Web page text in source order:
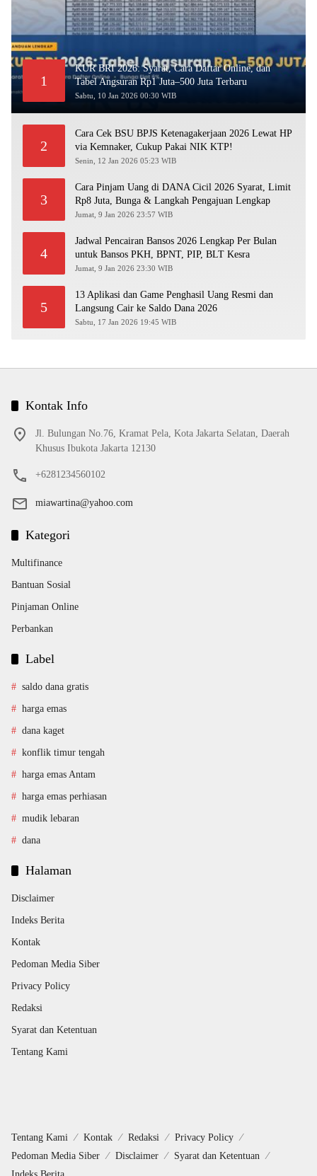
1
KUR BRI 2026: Syarat, Cara Daftar Online, dan
Tabel Angsuran Rp1 Juta–500 Juta Terbaru
Sabtu, 10 Jan 2026 00:30 WIB
2
Cara Cek BSU BPJS Ketenagakerjaan 2026 Lewat HP
via Kemnaker, Cukup Pakai NIK KTP!
Senin, 12 Jan 2026 05:23 WIB
3
Cara Pinjam Uang di DANA Cicil 2026 Syarat, Limit
Rp8 Juta, Bunga & Langkah Pengajuan Lengkap
Jumat, 9 Jan 2026 23:57 WIB
4
Jadwal Pencairan Bansos 2026 Lengkap Per Bulan
untuk Bansos PKH, BPNT, PIP, BLT Kesra
Jumat, 9 Jan 2026 23:30 WIB
5
13 Aplikasi dan Game Penghasil Uang Resmi dan
Langsung Cair ke Saldo Dana 2026
Sabtu, 17 Jan 2026 19:45 WIB
Kontak Info
Jl. Bulungan No.76, Kramat Pela, Kota Jakarta Selatan, Daerah
Khusus Ibukota Jakarta 12130
+6281234560102
miawartina@yahoo.com
Kategori
Multifinance
Bantuan Sosial
Pinjaman Online
Perbankan
Label
saldo dana gratis
harga emas
dana kaget
konflik timur tengah
harga emas Antam
harga emas perhiasan
mudik lebaran
dana
Halaman
Disclaimer
Indeks Berita
Kontak
Pedoman Media Siber
Privacy Policy
Redaksi
Syarat dan Ketentuan
Tentang Kami
Tentang Kami Kontak Redaksi
Privacy Policy
Pedoman Media Siber
Disclaimer
Syarat dan Ketentuan